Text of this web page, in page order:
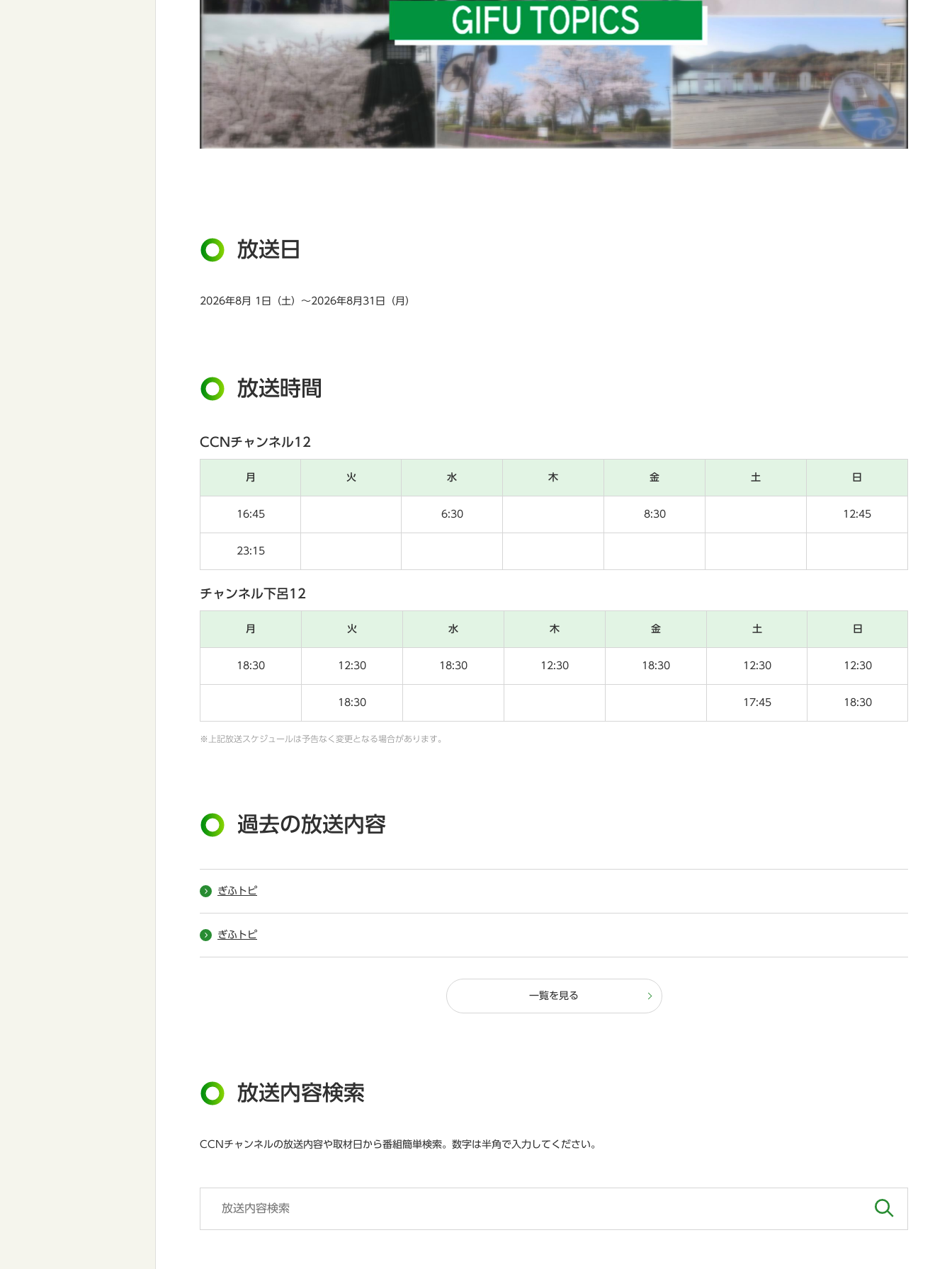
放送日
2026年8月 1日（土）～2026年8月31日（月）
放送時間
CCNチャンネル12
月 火 水 木 金 土 日
16:45 6:30 8:30 12:45
23:15
チャンネル下呂12
月 火 水 木 金 土 日
18:30 12:30 18:30 12:30 18:30 12:30 12:30
18:30 17:45 18:30
※上記放送スケジュールは予告なく変更となる場合があります。
過去の放送内容
ぎふトピ
ぎふトピ
一覧を見る
放送内容検索
CCNチャンネルの放送内容や取材日から番組簡単検索。数字は半角で入力してください。